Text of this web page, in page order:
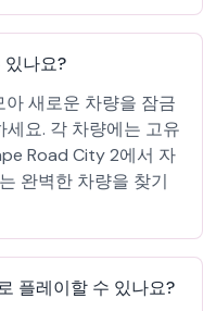
있나요?
새로운 차량을 잠금
요. 각 차량에는 고유
Road City 2에서 자
완벽한 차량을 찾기
플레이할 수 있나요?